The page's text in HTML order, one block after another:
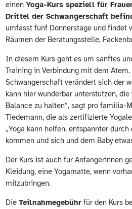
einenYoga-Kurs speziell für
Drittel der Schwangerschaft
umfasst fünf Donnerstage und findet
Räumen der Beratungsstelle,
In diesem Kurs geht es um sanftes
Training in Verbindung mit dem
Schwangerschaft verändert sich der
kann hier wunderbar unterstützen,
Balance zu halten“, sagt pro familia-
Tiedemann, die als zertifizierte
„Yoga kann helfen, entspannter
kommen und sich und dem Baby
Der Kurs ist auch für Anfängerinnen
Kleidung, eine Yogamatte, wenn
mitzubringen.
DieTeilnahmegebühr für den Kurs